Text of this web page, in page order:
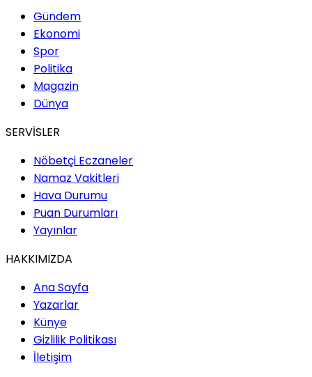
Gündem
Ekonomi
Spor
Politika
Magazin
Dünya
SERVİSLER
Nöbetçi Eczaneler
Namaz Vakitleri
Hava Durumu
Puan Durumları
Yayınlar
HAKKIMIZDA
Ana Sayfa
Yazarlar
Künye
Gizlilik Politikası
İletişim